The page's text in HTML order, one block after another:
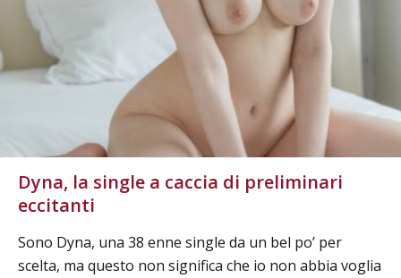
Dyna, la single a caccia di preliminari
eccitanti
Sono Dyna, una 38 enne single da un bel po’ per
scelta, ma questo non significa che io non abbia voglia